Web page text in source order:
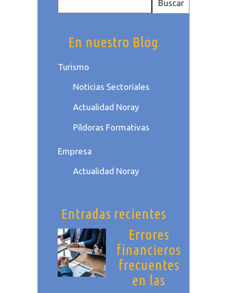
Buscar
En nuestro Blog
Turismo
Noticias Sectoriales
Actualidad Noray
Píldoras Formativas
Empresa
Actualidad Noray
Entradas recientes
Errores
financieros
frecuentes
en las